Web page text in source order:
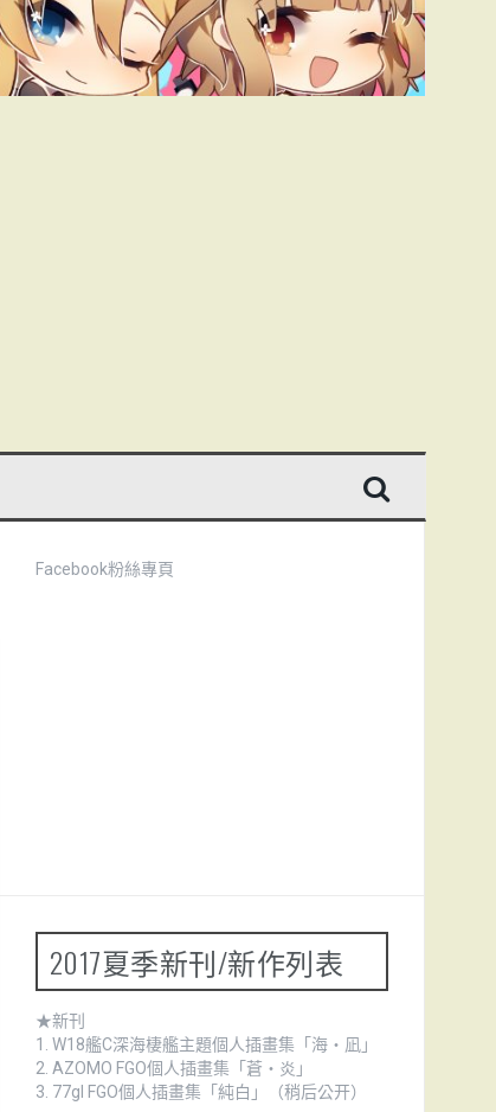
Facebook粉絲專頁
2017夏季新刊/新作列表
★新刊
1. W18艦C深海棲艦主題個人插畫集「海・凪」
2. AZOMO FGO個人插畫集「蒼・炎」
3. 77gl FGO個人插畫集「純白」（稍后公开）